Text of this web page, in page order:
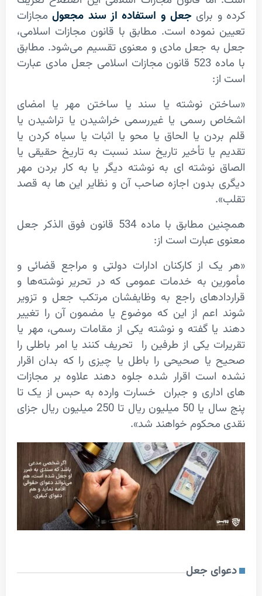
برایجعل و استفاده از سند مجعولمجازات
نموده است. مطابق با قانون مجازات اسلامی،
جعل مادی و معنوی تقسیم می‌شود. مطابق
با ماده 523 قانون مجازات اسلامی جعل مادی عبارت
نوشته یا سند یا ساختن مهر یا امضای
رسمی یا غیررسمی خراشیدن یا تراشیدن یا
یا الحاق یا محو یا اثبات یا سیاه کردن یا
یا تأخیر تاریخ سند نسبت به تاریخ حقیقی یا
نوشته ای به نوشته دیگر یا به کار بردن مهر
بدون اجازه صاحب آن و نظایر این ها به قصد
همچنین مطابق با ماده 534 قانون فوق الذکر جعل
عبارت است از:
از کارکنان ادارات دولتی و مراجع قضائی و
به خدمات عمومی که در تحریر نوشته‌ها و
راجع به وظایفشان مرتکب جعل و تزویر
از این که موضوع یا مضمون آن را تغییر
گفته و نوشته یکی از مقامات رسمی، مهر یا
یکی از طرفین را تحریف کنند یا امر باطلی را
صحیحی را باطل یا چیزی را که بدان اقرار
اقرار شده جلوه دهند علاوه بر مجازات
و جبران خسارت وارده به حبس از یک تا
پنج سال یا 50 میلیون ریال تا 250 میلیون ریال جزای
خواهند شد».
جعل